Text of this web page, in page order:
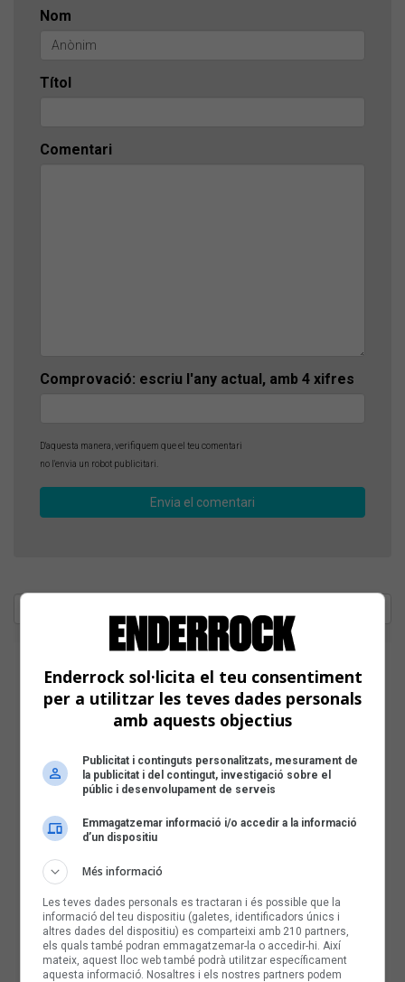
Nom
Títol
Comentari
Comprovació: escriu l'any actual, amb 4 xifres
D'aquesta manera, verifiquem que el teu comentari
no l'envia un robot publicitari.
Enderrock sol·licita el teu consentiment
per a utilitzar les teves dades personals
amb aquests objectius
Publicitat i continguts personalitzats, mesurament de
la publicitat i del contingut, investigació sobre el
públic i desenvolupament de serveis
Emmagatzemar informació i/o accedir a la informació
d’un dispositiu
Més informació
Les teves dades personals es tractaran i és possible que la
informació del teu dispositiu (galetes, identificadors únics i
altres dades del dispositiu) es comparteixi amb 210 partners,
els quals també podran emmagatzemar-la o accedir-hi. Així
mateix, aquest lloc web també podrà utilitzar específicament
aquesta informació. Nosaltres i els nostres partners podem